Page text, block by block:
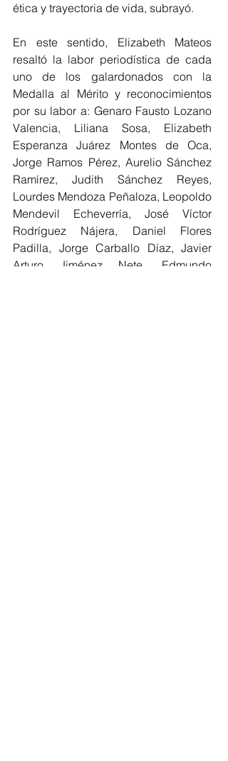
ética y trayectoria de vida, subrayó.
En este sentido, Elizabeth Mateos
resaltó la labor periodística de cada
uno de los galardonados con la
Medalla al Mérito y reconocimientos
por su labor a: Genaro Fausto Lozano
Valencia, Liliana Sosa, Elizabeth
Esperanza Juárez Montes de Oca,
Jorge Ramos Pérez, Aurelio Sánchez
Ramírez, Judith Sánchez Reyes,
Lourdes Mendoza Peñaloza, Leopoldo
Mendevil Echeverría, José Víctor
Rodríguez Nájera, Daniel Flores
Padilla, Jorge Carballo Díaz, Javier
Arturo Jiménez Nete, Edmundo